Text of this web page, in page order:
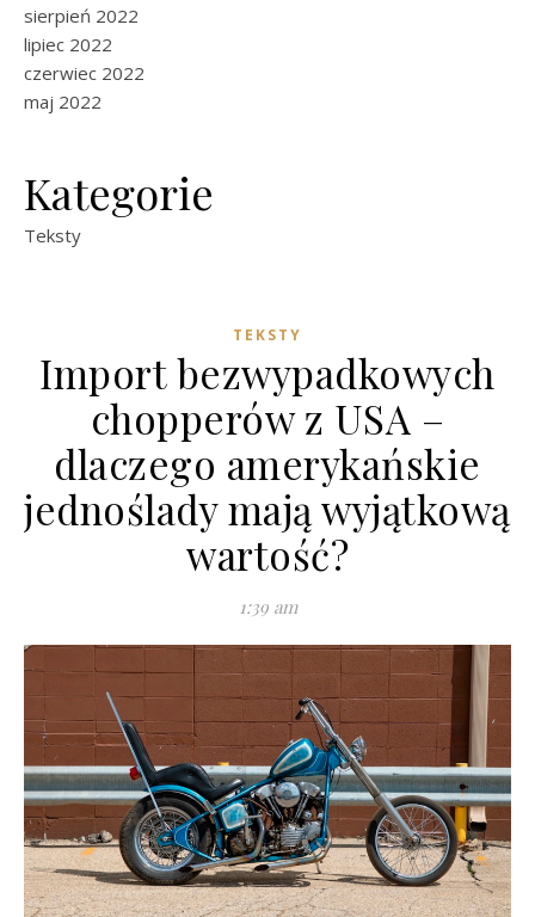
sierpień 2022
lipiec 2022
czerwiec 2022
maj 2022
Kategorie
Teksty
TEKSTY
Import bezwypadkowych
chopperów z USA –
dlaczego amerykańskie
jednoślady mają wyjątkową
wartość?
1:39 am